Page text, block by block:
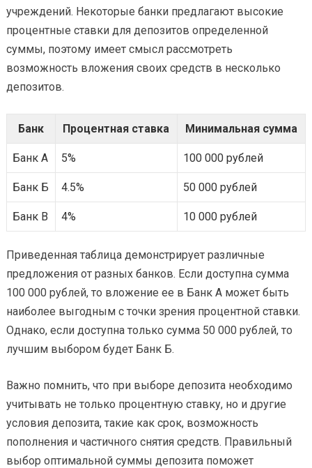
учреждений. Некоторые банки предлагают высокие
процентные ставки для депозитов определенной
суммы, поэтому имеет смысл рассмотреть
возможность вложения своих средств в несколько
депозитов.
Банк Процентная ставка Минимальная сумма
Банк А 5% 100 000 рублей
Банк Б 4.5% 50 000 рублей
Банк В 4% 10 000 рублей
Приведенная таблица демонстрирует различные
предложения от разных банков. Если доступна сумма
100 000 рублей, то вложение ее в Банк А может быть
наиболее выгодным с точки зрения процентной ставки.
Однако, если доступна только сумма 50 000 рублей, то
лучшим выбором будет Банк Б.
Важно помнить, что при выборе депозита необходимо
учитывать не только процентную ставку, но и другие
условия депозита, такие как срок, возможность
пополнения и частичного снятия средств. Правильный
выбор оптимальной суммы депозита поможет